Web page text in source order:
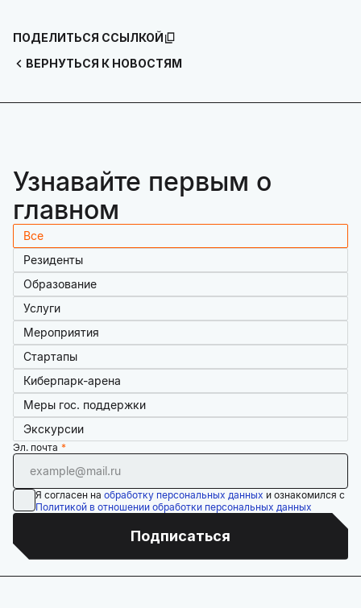
ВЕРНУТЬСЯ К НОВОСТЯМ
ПОДЕЛИТЬСЯ ССЫЛКОЙ
Узнавайте первым о
главном
Все
Резиденты
Образование
Услуги
Мероприятия
Стартапы
Киберпарк-арена
Меры гос. поддержки
Экскурсии
Эл. почта
Я согласен на обработку персональных данных и ознакомился с
Политикой в отношении обработки персональных данных
Подписаться